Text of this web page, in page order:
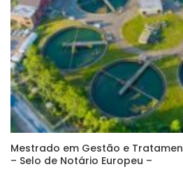
Mestrado em Gestão e
– Selo de Notário Europeu –